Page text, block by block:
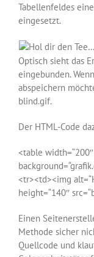
Tabellenfeldes
eingesetzt.
Optisch sieht das
eingebunden.
abspeichern
blind.gif.
Der HTML-Code
<table
<tr><td><img
height=“140″
Einen
Methode sicher
Quellcode und